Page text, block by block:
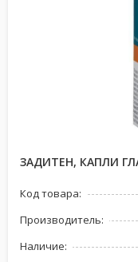
ЗАДИТЕН, КАПЛИ
Код товара:
Производитель:
Наличие: